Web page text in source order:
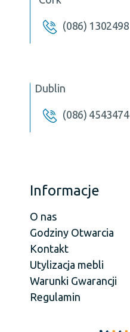
(086) 1302498
Dublin
(086) 4543474
Informacje
O nas
Godziny Otwarcia
Kontakt
Utylizacja mebli
Warunki Gwarancji
Regulamin